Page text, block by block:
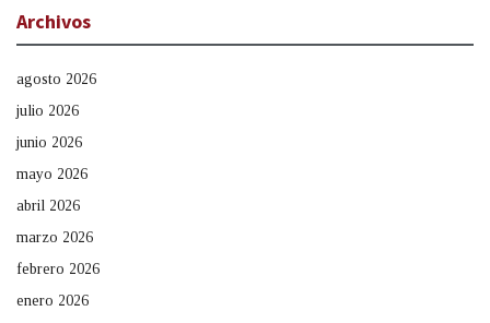
Archivos
agosto 2026
julio 2026
junio 2026
mayo 2026
abril 2026
marzo 2026
febrero 2026
enero 2026